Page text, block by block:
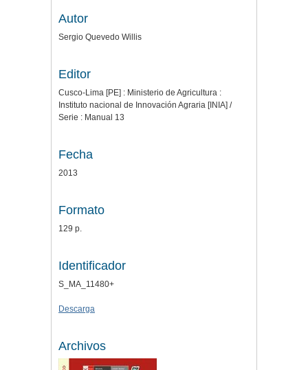
Autor
Sergio Quevedo Willis
Editor
Cusco-Lima [PE] : Ministerio de Agricultura :
Instituto nacional de Innovación Agraria [INIA] /
Serie : Manual 13
Fecha
2013
Formato
129 p.
Identificador
S_MA_11480+
Descarga
Archivos